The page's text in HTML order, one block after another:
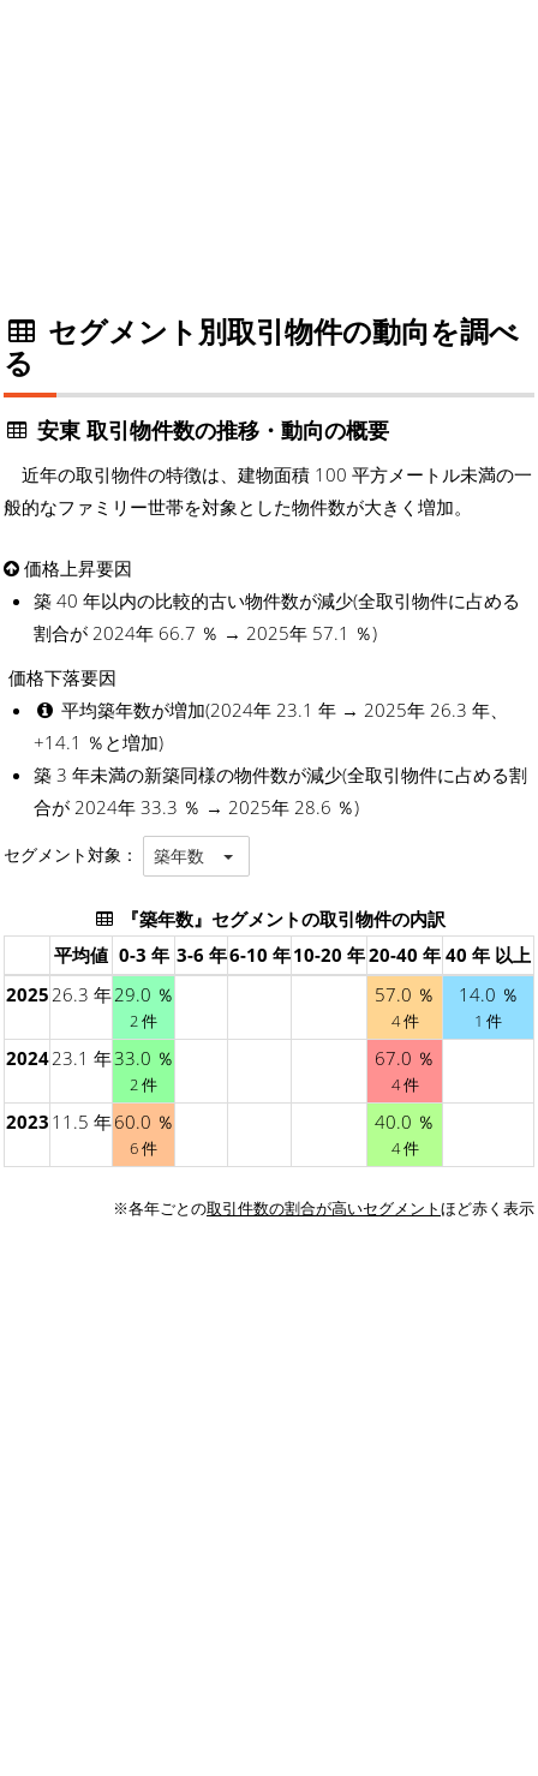
セグメント別取引物件の動向を調べ
る
安東 取引物件数の推移・動向の概要
近年の取引物件の特徴は、建物面積 100 平方メートル未満の一
般的なファミリー世帯を対象とした物件数が大きく増加。
価格上昇要因
築 40 年以内の比較的古い物件数が減少(全取引物件に占める
割合が 2024年 66.7 ％ → 2025年 57.1 ％)
価格下落要因
平均築年数が増加(2024年 23.1 年 → 2025年 26.3 年、
+14.1 ％と増加)
築 3 年未満の新築同様の物件数が減少(全取引物件に占める割
合が 2024年 33.3 ％ → 2025年 28.6 ％)
セグメント対象： 築年数
『築年数』セグメントの取引物件の内訳
平均値 0-3 年 3-6 年6-10 年10-20 年20-40 年 40 年 以上
2025 26.3 年29.0 ％
2 件
57.0 ％
4 件
14.0 ％
1 件
202423.1 年33.0 ％
2 件
67.0 ％
4 件
2023 11.5 年60.0 ％
6 件
40.0 ％
4 件
※各年ごとの取引件数の割合が高いセグメントほど赤く表示